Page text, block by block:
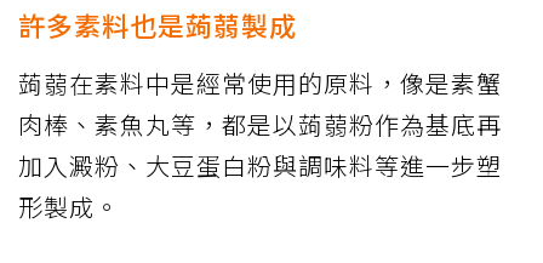
許多素料也是蒟蒻製成
蒟蒻在素料中是經常使用的原料，像是素蟹
肉棒、素魚丸等，都是以蒟蒻粉作為基底再
加入澱粉、大豆蛋白粉與調味料等進一步塑
形製成。